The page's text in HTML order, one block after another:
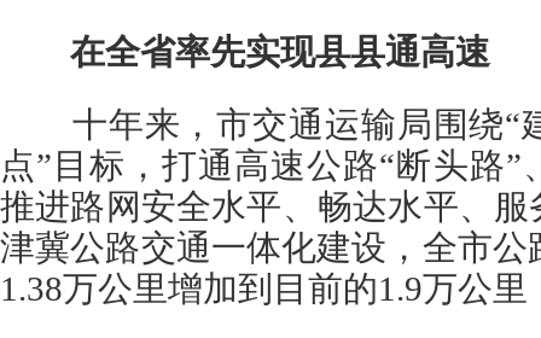
在全省率先实现县县通高速
十年来，市交通运输局围绕“
点”目标，打通高速公路“断头路”
推进路网安全水平、畅达水平、
津冀公路交通一体化建设，全市公
1.38万公里增加到目前的1.9万公里